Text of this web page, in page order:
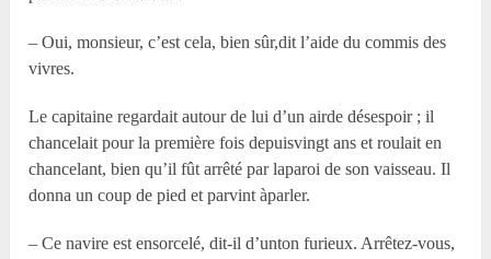
– Oui, monsieur, c’est cela, bien sûr,dit l’aide du commis des
vivres.
Le capitaine regardait autour de lui d’un airde désespoir ; il
chancelait pour la première fois depuisvingt ans et roulait en
chancelant, bien qu’il fût arrêté par laparoi de son vaisseau. Il
donna un coup de pied et parvint àparler.
– Ce navire est ensorcelé, dit-il d’unton furieux. Arrêtez-vous,